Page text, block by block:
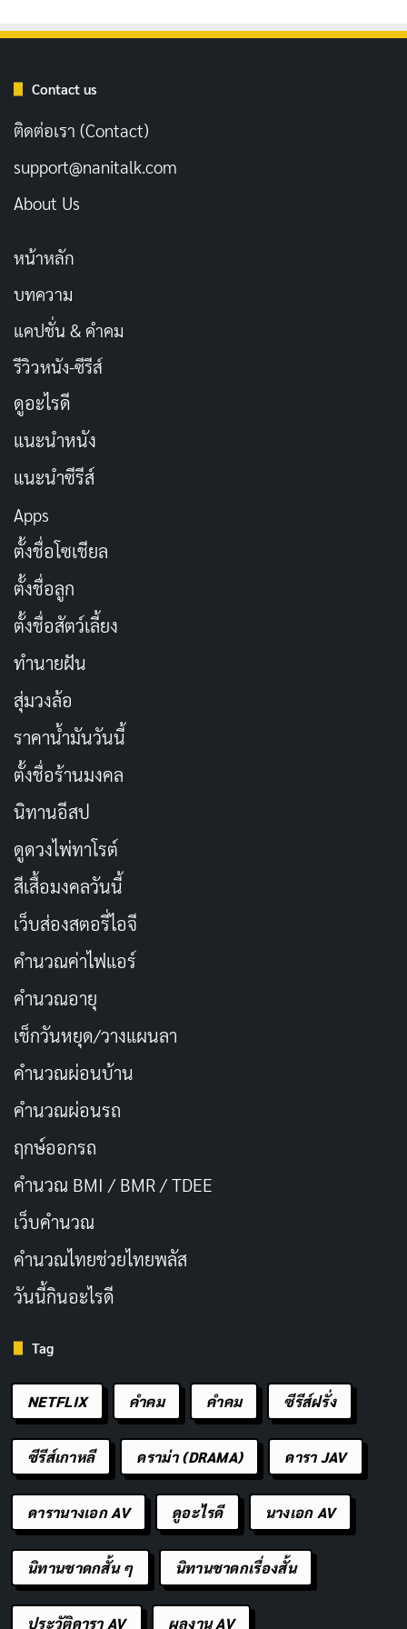
เผยแพร่เมื่อ: 3 สัปดาห์ ที่ผ่านมา
เผยแพร่เมื่อ: 4 สัปดาห์ ที่ผ่านมา
[รีวิว-เรื่องย่อ] 48 Hours That Changed Spain
ถ้าเบอร์โควิตซ์คือตัวเอกของเรื่อง เมืองนิวยอร์กก็คือฉาก
หลังที่สำคัญไม่แพ้กัน ในยุค 70s นิวยอร์กคือเมืองที่เต็มไป
พุ่งสูง และตำรวจที่ทำงานหนักเกินกำลัง
with a Killer: The Son of Sam Tapes
ดูเมืองที่ถูกทิ้งให้ “ตาย” ตามคำกล่าวของเฮนรี ฟอร์ด ผู้นำ
ธุรกิจที่ปฏิเสธการช่วยเหลือเมืองนี้ สารคดีเล่าถึงความ
โกลาหลที่ทำให้เบอร์โควิตซ์สามารถก่อเหตุได้นานถึง 12
เดือนโดยไม่ถูกจับ
สิ่งที่น่าสนใจคือวิธีที่เบอร์โควิตซ์ใช้ความโกลาหลของเมือง
เป็นเครื่องมือ เขาทิ้งจดหมายลึกลับและเสียดสีถึงตำรวจ
เพื่อยั่วให้พวกเขาตามหาเขา และสร้างชื่อเสียงให้ตัวเองใน
ฐานะ “Son of Sam” การกระทำนี้ไม่เพียงทำให้ตำรวจ
เฉพาะหญิงสาวผมสีน้ำตาลที่กลายเป็นเป้าหมายหลักของ
เขา คุณลองนึกภาพการใช้ชีวิตในเมืองที่ทุกย่างก้าวเต็มไป
ด้วยความกลัว คุณจะรู้สึกอย่างไรถ้าชีวิตประจำวันกลาย
อย่างชัดเจน
โจ เบอร์ลิงเจอร์
จำลองเหตุการณ์ และเทปบันทึกเสียงของเบอร์โควิตซ์ เพื่อ
สร้างเรื่องราวที่น่าติดตาม แต่สิ่งที่อาจทำให้บางคนผิดหวัง
อธิบายการกระทำของตัวเองด้วยน้ำเสียงที่ราบเรียบเกินไป
ทำให้บางครั้งรู้สึกเหมือนขาดพลังในส่วนของการสัมภาษณ์
ซึ่งเป็นจุดขายหลักของซีรีส์
อย่างไรก็ตาม สิ่งที่สารคดีทำได้ดีคือการเล่าถึงบริบทของยุค
สมัย ผ่านเรื่องราวเล็ก ๆ น้อย ๆ ที่น่าสนใจ เช่น ฉากที่เบอร์
โควิตซ์วางแผนจะฆ่าคู่รักที่รถติดหิมะ แต่สุดท้ายกลับช่วย
เหลือพวกเขาเพราะพวกเขาสุภาพกับเขา เรื่องราวแบบนี้
ทำให้เราเห็นว่าเบอร์โควิตซ์ไม่ใช่แค่มนุษย์ที่ชั่วร้าย แต่เป็น
คนที่มีความซับซ้อน อยากเป็นที่ยอมรับ และอยากรู้สึกว่า
Contact us
ติดต่อเรา (Contact)
support@nanitalk.com
About Us
หน้าหลัก
บทความ
แคปชั่น & คำคม
รีวิวหนัง-ซีรีส์
ดูอะไรดี
แนะนำหนัง
แนะนำซีรีส์
Apps
ตั้งชื่อโซเชียล
ตั้งชื่อลูก
ตั้งชื่อสัตว์เลี้ยง
ทำนายฝัน
สุ่มวงล้อ
ราคาน้ำมันวันนี้
ตั้งชื่อร้านมงคล
นิทานอีสป
ดูดวงไพ่ทาโรต์
สีเสื้อมงคลวันนี้
เว็บส่องสตอรี่ไอจี
คำนวณค่าไฟแอร์
คำนวณอายุ
เช็กวันหยุด/วางแผนลา
คำนวณผ่อนบ้าน
คำนวณผ่อนรถ
ฤกษ์ออกรถ
คำนวณ BMI / BMR / TDEE
เว็บคํานวณ
คํานวณไทยช่วยไทยพลัส
วันนี้กินอะไรดี
Tag
NETFLIX คำคม คําคม ซีรีส์ฝรั่ง
ซีรีส์เกาหลี ดราม่า (DRAMA) ดารา JAV
ดารานางเอก AV ดูอะไรดี นางเอก AV
นิทานชาดกสั้น ๆ นิทานชาดกเรื่องสั้น
ประวัติดารา AV ผลงาน AV